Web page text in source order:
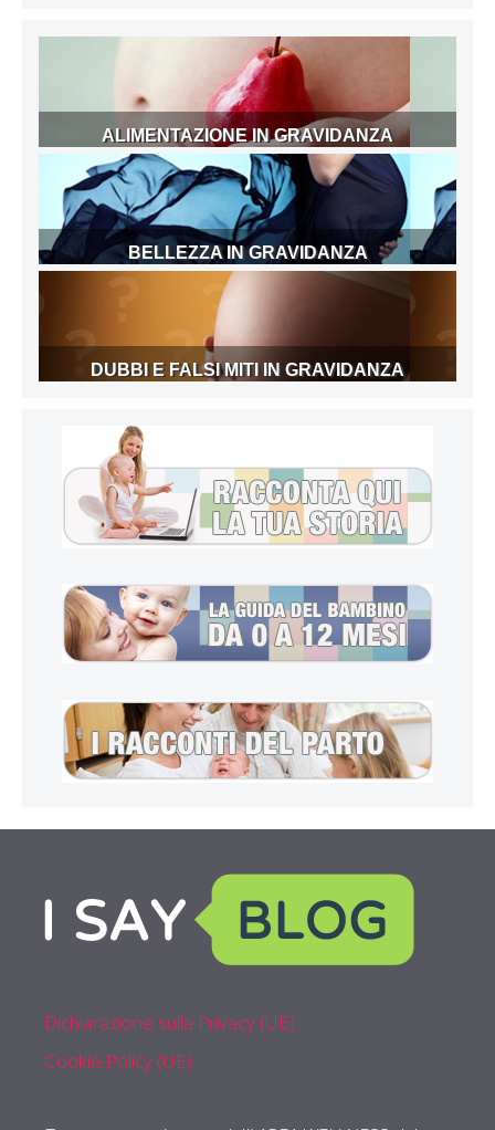
ALIMENTAZIONE IN GRAVIDANZA
BELLEZZA IN GRAVIDANZA
DUBBI E FALSI MITI IN GRAVIDANZA
Dichiarazione sulla Privacy (UE)
Cookie Policy (UE)